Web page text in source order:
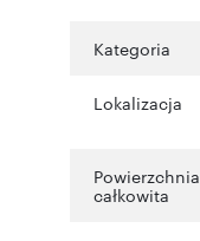
Kategoria
Lokalizacja
Powierzchnia
całkowita